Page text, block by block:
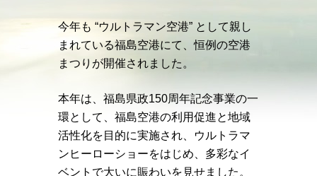
今年も “ウルトラマン空港” として親し
まれている福島空港にて、恒例の空港
まつりが開催されました。
本年は、福島県政150周年記念事業の一
環として、福島空港の利用促進と地域
活性化を目的に実施され、ウルトラマ
ンヒーローショーをはじめ、多彩なイ
ベントで大いに賑わいを見せました。